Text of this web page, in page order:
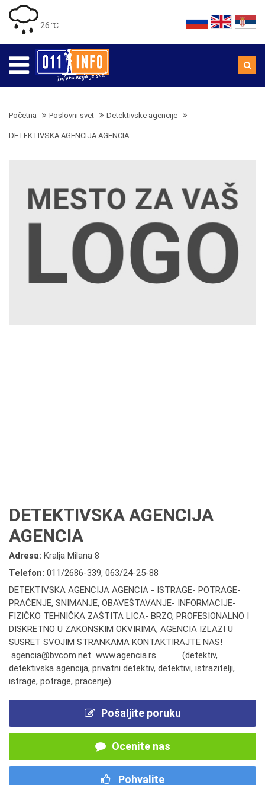
26 ℃
Početna Poslovni svet Detektivske agencije
DETEKTIVSKA AGENCIJA AGENCIA
DETEKTIVSKA AGENCIJA
AGENCIA
Adresa: Kralja Milana 8
Telefon: 011/2686-339, 063/24-25-88
DETEKTIVSKA AGENCIJA AGENCIA - ISTRAGE- POTRAGE-
PRAĆENJE, SNIMANJE, OBAVEŠTAVANJE- INFORMACIJE-
FIZIČKO TEHNIČKA ZAŠTITA LICA- BRZO, PROFESIONALNO I
DISKRETNO U ZAKONSKIM OKVIRIMA, AGENCIA IZLAZI U
SUSRET SVOJIM STRANKAMA KONTAKTIRAJTE NAS!
agencia@bvcom.net www.agencia.rs (detektiv,
detektivska agencija, privatni detektiv, detektivi, istrazitelji,
istrage, potrage, pracenje)
Pošaljite poruku
Ocenite nas
Pohvalite